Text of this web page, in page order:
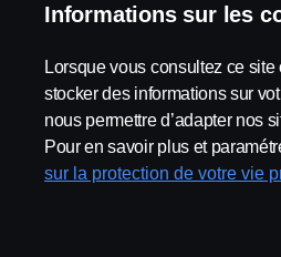
Scania in Your Region:
Informations sur les
Lorsque vous consultez ce
stocker des informations sur
nous permettre d’adapter nos
Pour en savoir plus et
sur la protection de votre vie